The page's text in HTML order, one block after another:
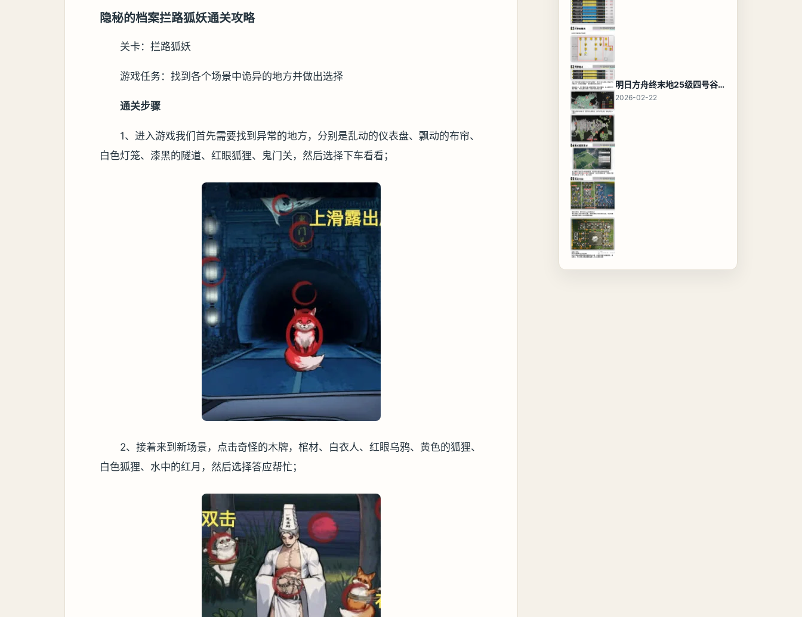
隐秘的档案拦路狐妖通关攻略
关卡：拦路狐妖
游戏任务：找到各个场景中诡异的地方并做出选择
通关步骤
1、进入游戏我们首先需要找到异常的地方，分别是乱动的仪表盘、飘动的布帘、
白色灯笼、漆黑的隧道、红眼狐狸、鬼门关，然后选择下车看看；
2、接着来到新场景，点击奇怪的木牌，棺材、白衣人、红眼乌鸦、黄色的狐狸、
白色狐狸、水中的红月，然后选择答应帮忙；
明日方舟终末地25级四号谷地基地蓝图，高效布局规划
2026-02-22